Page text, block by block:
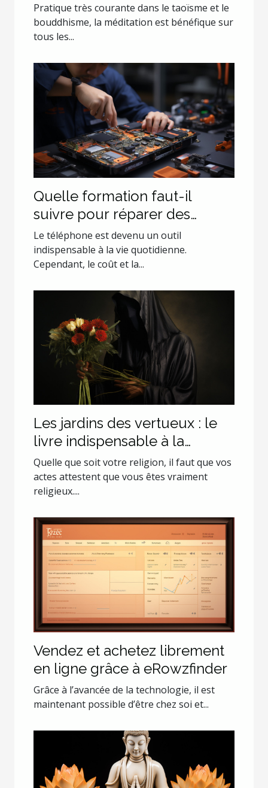
Pratique très courante dans le taoïsme et le
bouddhisme, la méditation est bénéfique sur
tous les...
Quelle formation faut-il
suivre pour réparer des
smartphones ?
Le téléphone est devenu un outil
indispensable à la vie quotidienne.
Cependant, le coût et la...
Les jardins des vertueux : le
livre indispensable à la
croissance spirituelle de tout
musulman
Quelle que soit votre religion, il faut que vos
actes attestent que vous êtes vraiment
religieux....
Vendez et achetez librement
en ligne grâce à eRowzfinder
Grâce à l’avancée de la technologie, il est
maintenant possible d’être chez soi et...